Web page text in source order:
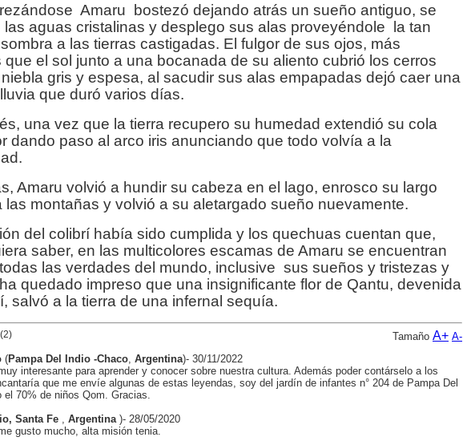
Amaru bostezó dejando atrás un sueño antiguo, se
las aguas cristalinas y desplego sus alas proveyéndole la tan
a las tierras castigadas. El fulgor de sus ojos, más
que el sol junto a una bocanada de su aliento cubrió los cerros
gris y espesa, al sacudir sus alas empapadas dejó caer una
que duró varios días.
una vez que la tierra recupero su humedad extendió su cola
dando paso al arco iris anunciando que todo volvía a la
Amaru volvió a hundir su cabeza en el lago, enrosco su largo
las montañas y volvió a su aletargado sueño nuevamente.
del colibrí había sido cumplida y los quechuas cuentan que,
saber, en las multicolores escamas de Amaru se encuentran
las verdades del mundo, inclusive sus sueños y tristezas y
quedado impreso que una insignificante flor de Qantu, devenida
salvó a la tierra de una infernal sequía.
Tamaño A+ A-
(Pampa Del Indio -Chaco, Argentina)- 30/11/2022
interesante para aprender y conocer sobre nuestra cultura. Además poder contárselo a los
que me envíe algunas de estas leyendas, soy del jardín de infantes n° 204 de Pampa Del
el 70% de niños Qom. Gracias.
Santa Fe , Argentina )- 28/05/2020
gusto mucho, alta misión tenia.